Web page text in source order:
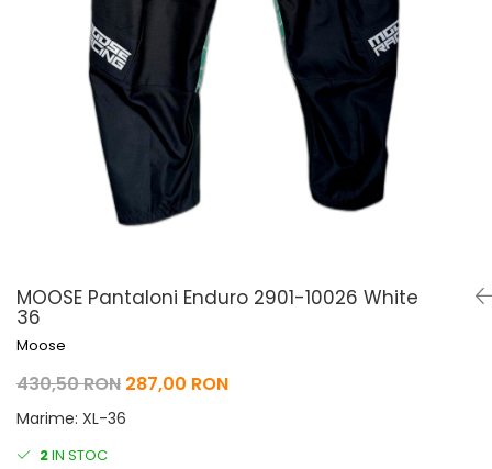
Pelerine de ploaie
Rucsac/Borseta
Tricou / Geci / Termic
Roti/Accesorii
Ambreiaj
Evacuare
Cabluri si Conducte
Uleiuri si Lubrifianti
MOOSE Pantaloni Enduro 2901-10026 White
36
Moose
430,50 RON 287,00 RON
Marime: XL-36
2IN STOC